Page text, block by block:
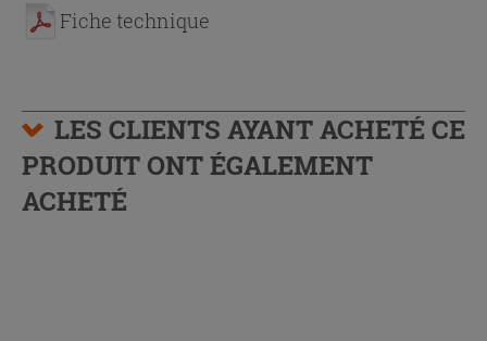
Fiche technique
LES CLIENTS AYANT ACHETÉ CE
PRODUIT ONT ÉGALEMENT
ACHETÉ